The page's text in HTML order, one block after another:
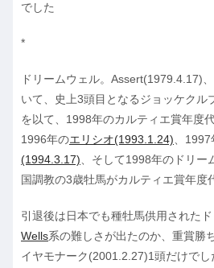
でした
*
ドリームウェル。Assert(1979.4.17)
いて、史上3頭目となるジョッケクル
を以て、1998年のカルティエ賞年度
1996年のエリシオ(1993.1.24) 、
(1994.3.17) 、そして1998年のドリ
国調教の3歳牡馬がカルティエ賞年度
引退後は日本でも種牡馬供用されたド
Wells系の難しさが出たのか、重賞勝
イヤモナーク(2001.2.27)1頭だけで